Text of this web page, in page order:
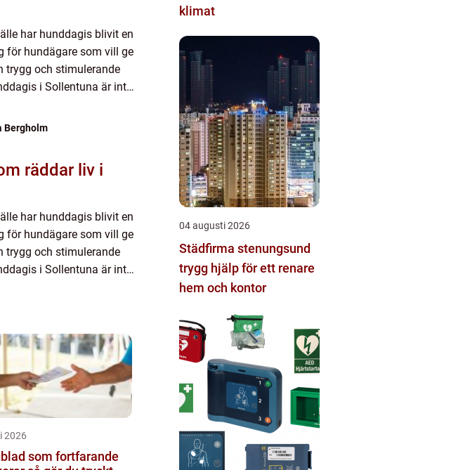
har hunddagis blivit en
för hundägare som vill ge
trygg och stimulerande
i Sollentuna är inte
Bergholm
räddar liv i
har hunddagis blivit en
för hundägare som vill ge
trygg och stimulerande
i Sollentuna är inte
2026
som fortfarande
klimat
04 augusti 2026
Städfirma stenungsund
trygg hjälp för ett renare
hem och kontor